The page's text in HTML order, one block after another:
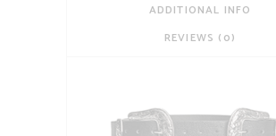
ADDITIONAL INFO
REVIEWS (0)